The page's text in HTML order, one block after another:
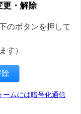
更・解除
のボタンを押して
す）
除
ムには暗号化通信